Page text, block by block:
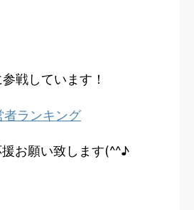
戦しています！
者ランキング
お願い致します(^^♪